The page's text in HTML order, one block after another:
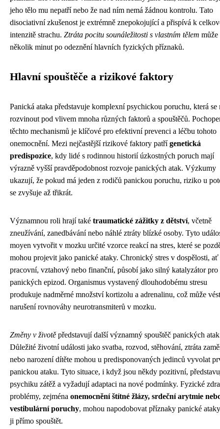
jeho tělo mu nepatří nebo že nad ním nemá žádnou kontrolu. Tato
disociativní zkušenost je extrémně znepokojující a přispívá k
intenzitě strachu. Ztráta pocitu sounáležitosti s vlastním tělem
několik minut po odeznění hlavních fyzických příznaků.
Hlavní spouštěče a rizikové faktory
Panická ataka představuje komplexní psychickou poruchu, která se
rozvinout pod vlivem mnoha různých faktorů a spouštěčů.
těchto mechanismů je klíčové pro efektivní prevenci a léčbu tohoto
onemocnění. Mezi nejčastější rizikové faktory patřígenetická
predispozice, kdy lidé s rodinnou historií úzkostných poruch mají
výrazně vyšší pravděpodobnost rozvoje panických atak. Výzkumy
ukazují, že pokud má jeden z rodičů panickou poruchu, riziko u
se zvyšuje až třikrát.
Významnou roli hrají také traumatické zážitky z dětství, včetně
zneužívání, zanedbávání nebo náhlé ztráty blízké osoby. Tyto
moyen vytvořit v mozku určité vzorce reakcí na stres, které se
mohou projevit jako panické ataky. Chronický stres v dospělosti, ať
pracovní, vztahový nebo finanční, působí jako silný katalyzátor
panických epizod. Organismus vystavený dlouhodobému stresu
produkuje nadměrné množství kortizolu a adrenalinu, což může
narušení rovnováhy neurotransmiterů v mozku.
Změny v životě představují další významný spouštěč panických
Důležité životní události jako svatba, rozvod, stěhování, ztráta
nebo narození dítěte mohou u predisponovaných jedinců vyvolat
panickou ataku. Tyto situace, i když jsou někdy pozitivní,
psychiku zátěž a vyžadují adaptaci na nové podmínky. Fyzické
problémy, zejména onemocnění štítné žlázy, srdeční arytmie
vestibulární poruchy, mohou napodobovat příznaky panické
ji přímo spouštět.